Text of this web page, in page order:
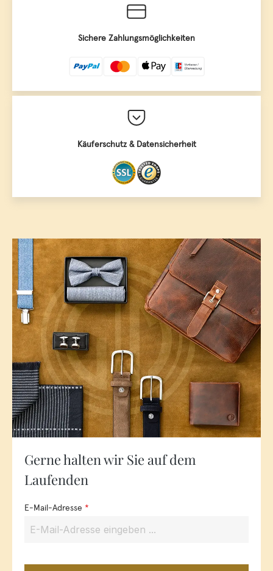
Sichere Zahlungsmöglichkeiten
Käuferschutz & Datensicherheit
Gerne halten wir Sie auf dem
Laufenden
E-Mail-Adresse *